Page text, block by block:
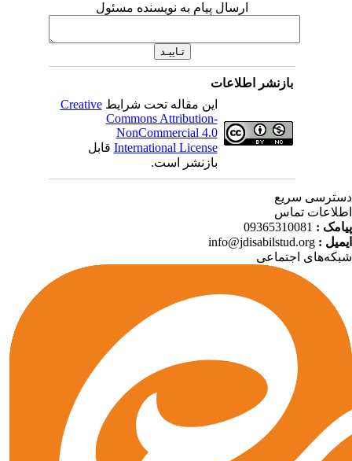
ارسال پیام به نویسنده مسئول
بازنشر اطلاعات
این مقاله تحت شرایطCreative
Commons Attribution-
NonCommercial 4.0
International Licenseقابل
بازنشر است.
سریع
تماس
:
09365310081
:
info@jdisabilstud.org
اجتماعی